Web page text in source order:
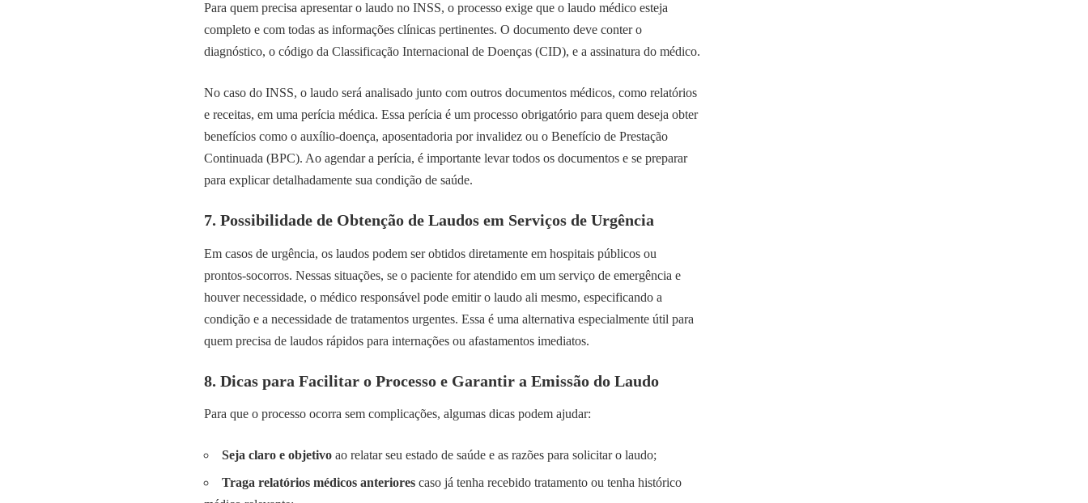
Para quem precisa apresentar o laudo no INSS, o processo exige que o laudo médico esteja
completo e com todas as informações clínicas pertinentes. O documento deve conter o
diagnóstico, o código da Classificação Internacional de Doenças (CID), e a assinatura do médico.
No caso do INSS, o laudo será analisado junto com outros documentos médicos, como relatórios
e receitas, em uma perícia médica. Essa perícia é um processo obrigatório para quem deseja obter
benefícios como o auxílio-doença, aposentadoria por invalidez ou o Benefício de Prestação
Continuada (BPC). Ao agendar a perícia, é importante levar todos os documentos e se preparar
para explicar detalhadamente sua condição de saúde.
7. Possibilidade de Obtenção de Laudos em Serviços de Urgência
Em casos de urgência, os laudos podem ser obtidos diretamente em hospitais públicos ou
prontos-socorros. Nessas situações, se o paciente for atendido em um serviço de emergência e
houver necessidade, o médico responsável pode emitir o laudo ali mesmo, especificando a
condição e a necessidade de tratamentos urgentes. Essa é uma alternativa especialmente útil para
quem precisa de laudos rápidos para internações ou afastamentos imediatos.
8. Dicas para Facilitar o Processo e Garantir a Emissão do Laudo
Para que o processo ocorra sem complicações, algumas dicas podem ajudar:
Seja claro e objetivo ao relatar seu estado de saúde e as razões para solicitar o laudo;
Traga relatórios médicos anteriores caso já tenha recebido tratamento ou tenha histórico